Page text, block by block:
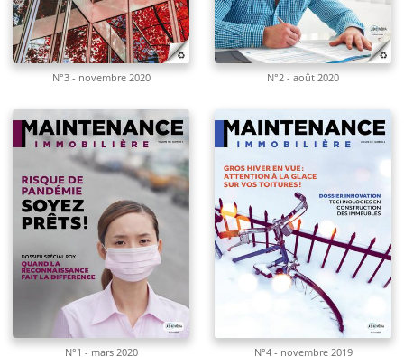
N°3 - novembre 2020 N°2 - août 2020
N°1 - mars 2020 N°4 - novembre 2019